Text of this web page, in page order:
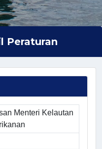
Peraturan
Menteri Kelautan